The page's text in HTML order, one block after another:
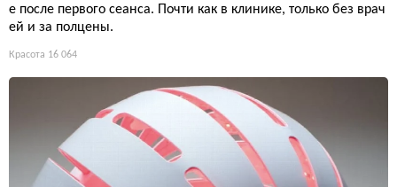
е после первого сеанса. Почти как в клинике, только без врач
ей и за полцены.
Красота 16 064